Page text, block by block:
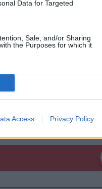
Data for Targeted
Sale, and/or Sharing
the Purposes for which it
Access Privacy Policy
ki a hatósági